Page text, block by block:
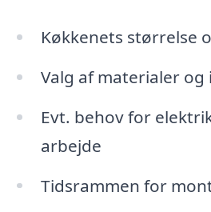
Køkkenets størrelse
Valg af materialer
Evt. behov for
arbejde
Tidsrammen for